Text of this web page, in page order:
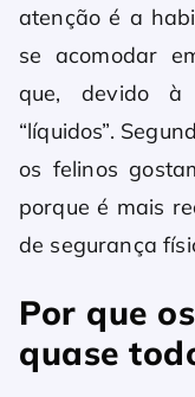
atenção é a
se acomodar
que, devido à
“líquidos”.
os felinos
porque é mais
de segurança
Por que
quase